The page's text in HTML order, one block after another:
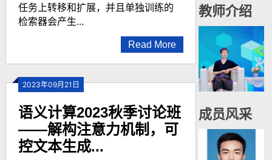
任务上转移和扩展，并且单独训练的
检索器会产生...
Read More
2023年09月21日
语义计算2023秋季讨论班
——解构注意力机制，可
控文本生成...
教师介绍
成员风采